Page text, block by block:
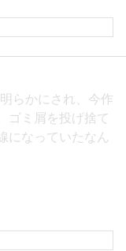
らかにされ、今作
ゴミ屑を投げ捨て
になっていたなん